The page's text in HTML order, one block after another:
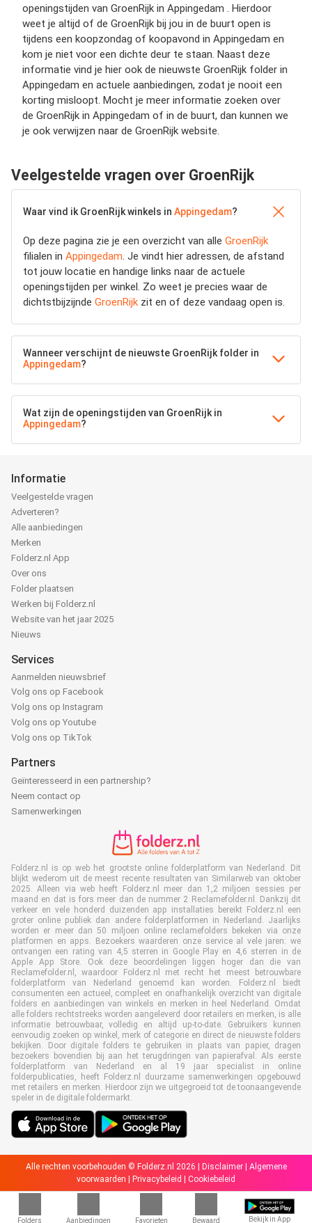
Folders Aanbiedingen Favorieten Bewaard Bekijk in App
openingstijden van GroenRijk in Appingedam . Hierdoor
weet je altijd of de GroenRijk bij jou in de buurt open is
tijdens een koopzondag of koopavond in Appingedam en
kom je niet voor een dichte deur te staan. Naast deze
informatie vind je hier ook de nieuwste GroenRijk folder in
Appingedam en actuele aanbiedingen, zodat je nooit een
korting misloopt. Mocht je meer informatie zoeken over
de GroenRijk in Appingedam of in de buurt, dan kunnen we
je ook verwijzen naar de GroenRijk website.
Veelgestelde vragen over GroenRijk
Waar vind ik GroenRijk winkels in Appingedam?
Op deze pagina zie je een overzicht van alle GroenRijk
filialen in Appingedam. Je vindt hier adressen, de afstand
tot jouw locatie en handige links naar de actuele
openingstijden per winkel. Zo weet je precies waar de
dichtstbijzijnde GroenRijk zit en of deze vandaag open is.
Wanneer verschijnt de nieuwste GroenRijk folder in
Appingedam?
Wat zijn de openingstijden van GroenRijk in
Appingedam?
Informatie
Veelgestelde vragen
Adverteren?
Alle aanbiedingen
Merken
Folderz.nl App
Over ons
Folder plaatsen
Werken bij Folderz.nl
Website van het jaar 2025
Nieuws
Services
Aanmelden nieuwsbrief
Volg ons op Facebook
Volg ons op Instagram
Volg ons op Youtube
Volg ons op TikTok
Partners
Geïnteresseerd in een partnership?
Neem contact op
Samenwerkingen
Folderz.nl is op web het grootste online folderplatform van Nederland. Dit
blijkt wederom uit de meest recente resultaten van Similarweb van oktober
2025. Alleen via web heeft Folderz.nl meer dan 1,2 miljoen sessies per
maand en dat is fors meer dan de nummer 2 Reclamefolder.nl. Dankzij dit
verkeer en vele honderd duizenden app installaties bereikt Folderz.nl een
groter online publiek dan andere folderplatformen in Nederland. Jaarlijks
worden er meer dan 50 miljoen online reclamefolders bekeken via onze
platformen en apps. Bezoekers waarderen onze service al vele jaren: we
ontvangen een rating van 4,5 sterren in Google Play en 4,6 sterren in de
Apple App Store. Ook deze beoordelingen liggen hoger dan die van
Reclamefolder.nl, waardoor Folderz.nl met recht het meest betrouwbare
folderplatform van Nederland genoemd kan worden. Folderz.nl biedt
consumenten een actueel, compleet en onafhankelijk overzicht van digitale
folders en aanbiedingen van winkels en merken in heel Nederland. Omdat
alle folders rechtstreeks worden aangeleverd door retailers en merken, is alle
informatie betrouwbaar, volledig en altijd up-to-date. Gebruikers kunnen
eenvoudig zoeken op winkel, merk of categorie en direct de nieuwste folders
bekijken. Door digitale folders te gebruiken in plaats van papier, dragen
bezoekers bovendien bij aan het terugdringen van papierafval. Als eerste
folderplatform van Nederland en al 19 jaar specialist in online
folderpublicaties, heeft Folderz.nl duurzame samenwerkingen opgebouwd
met retailers en merken. Hierdoor zijn we uitgegroeid tot de toonaangevende
speler in de digitale foldermarkt.
Alle rechten voorbehouden © Folderz.nl 2026 | Disclaimer| Algemene
voorwaarden
Privacybeleid Cookiebeleid